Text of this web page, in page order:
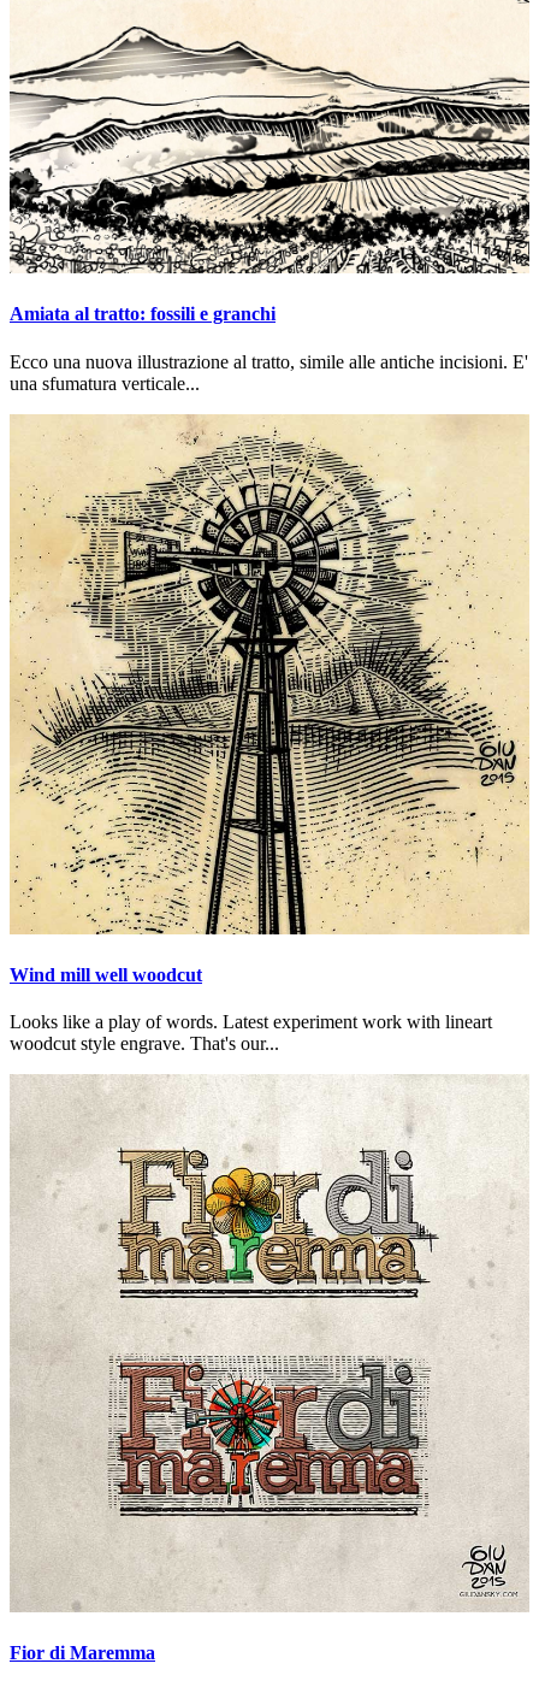
Amiata al tratto: fossili e granchi
Ecco una nuova illustrazione al tratto, simile alle antiche incisioni. E'
una sfumatura verticale...
Wind mill well woodcut
Looks like a play of words. Latest experiment work with lineart
woodcut style engrave. That's our...
Fior di Maremma